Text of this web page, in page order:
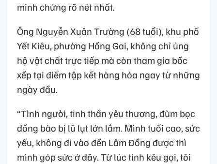
minh chứng rõ nét nhất.
Ông Nguyễn Xuân Trường (68 tuổi), khu phố
Yết Kiêu, phường Hồng Gai, không chỉ ủng
hộ vật chất trực tiếp mà còn tham gia bốc
xếp tại điểm tập kết hàng hóa ngay từ những
ngày đầu.
“Tình người, tinh thần yêu thương, đùm bọc
đồng bào bị lũ lụt lớn lắm. Mình tuổi cao, sức
yếu, không đi vào đến Lâm Đồng được thì
mình góp sức ở đây. Từ lúc tỉnh kêu gọi, tôi